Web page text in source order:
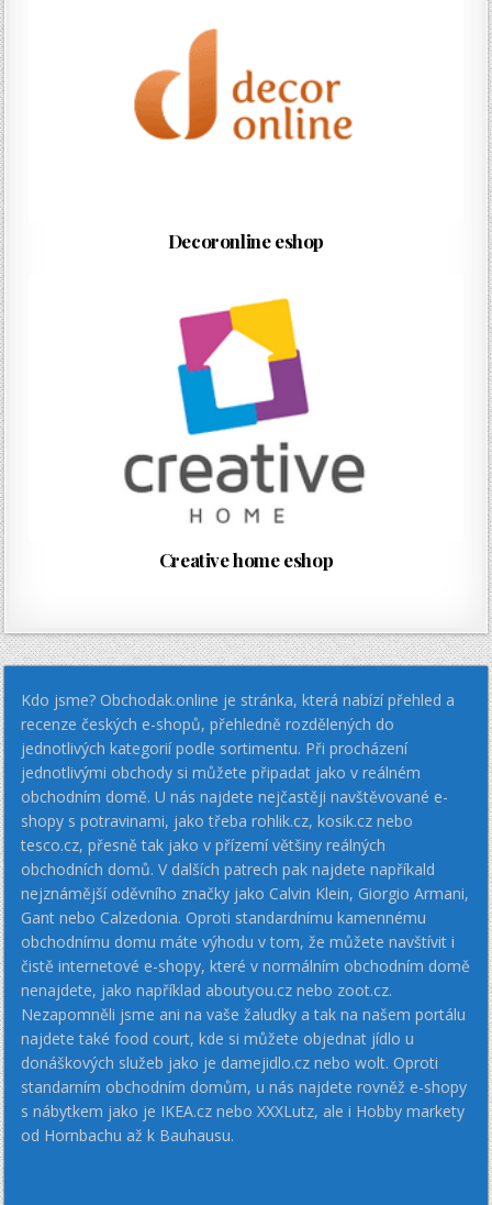
Decoronline eshop
Creative home eshop
Kdo jsme? Obchodak.online je stránka, která nabízí přehled a
recenze českých e-shopů, přehledně rozdělených do
jednotlivých kategorií podle sortimentu. Při procházení
jednotlivými obchody si můžete připadat jako v reálném
obchodním domě. U nás najdete nejčastěji navštěvované e-
shopy s potravinami, jako třeba rohlik.cz, kosik.cz nebo
tesco.cz, přesně tak jako v přízemí většiny reálných
obchodních domů. V dalších patrech pak najdete napříkald
nejznámější oděvního značky jako Calvin Klein, Giorgio Armani,
Gant nebo Calzedonia. Oproti standardnímu kamennému
obchodnímu domu máte výhodu v tom, že můžete navštívit i
čistě internetové e-shopy, které v normálním obchodním domě
nenajdete, jako například aboutyou.cz nebo zoot.cz.
Nezapomněli jsme ani na vaše žaludky a tak na našem portálu
najdete také food court, kde si můžete objednat jídlo u
donáškových služeb jako je damejidlo.cz nebo wolt. Oproti
standarním obchodním domům, u nás najdete rovněž e-shopy
s nábytkem jako je IKEA.cz nebo XXXLutz, ale i Hobby markety
od Hornbachu až k Bauhausu.